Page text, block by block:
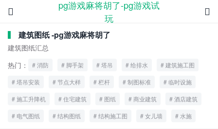
pg游戏麻将胡了-pg游戏试
玩


建筑图纸 -pg游戏麻将胡了
建筑图纸汇总
热门：
消防 脚手架 塔吊 给排水 建筑施工图
塔吊安装 节点大样 栏杆 制图标准 临时设施
施工升降机 住宅建筑 图纸 商业建筑 酒店建筑
电气图纸 结构图纸 结构施工图 女儿墙 水施